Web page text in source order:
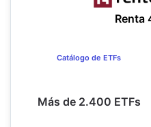
Renta
Catálogo de ETFs
Más de 2.400 ETFs